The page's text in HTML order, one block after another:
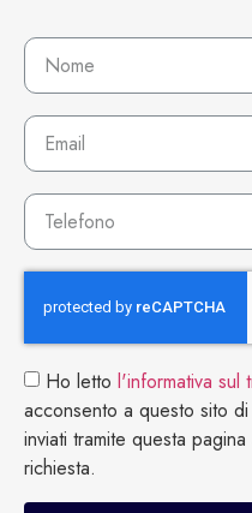
Ho letto l'informativa sul
acconsento a questo sito
inviati tramite questa
richiesta.